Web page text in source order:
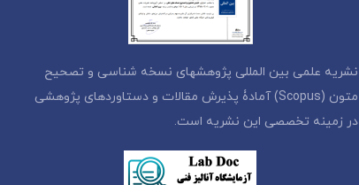
نشریه علمی بین المللی پژوهشهای نسخه شناسی و تصحیح
متون (Scopus) آمادۀ پذیرش مقالات و دستاوردهای پژوهشی
در زمینه تخصصی این نشریه است.